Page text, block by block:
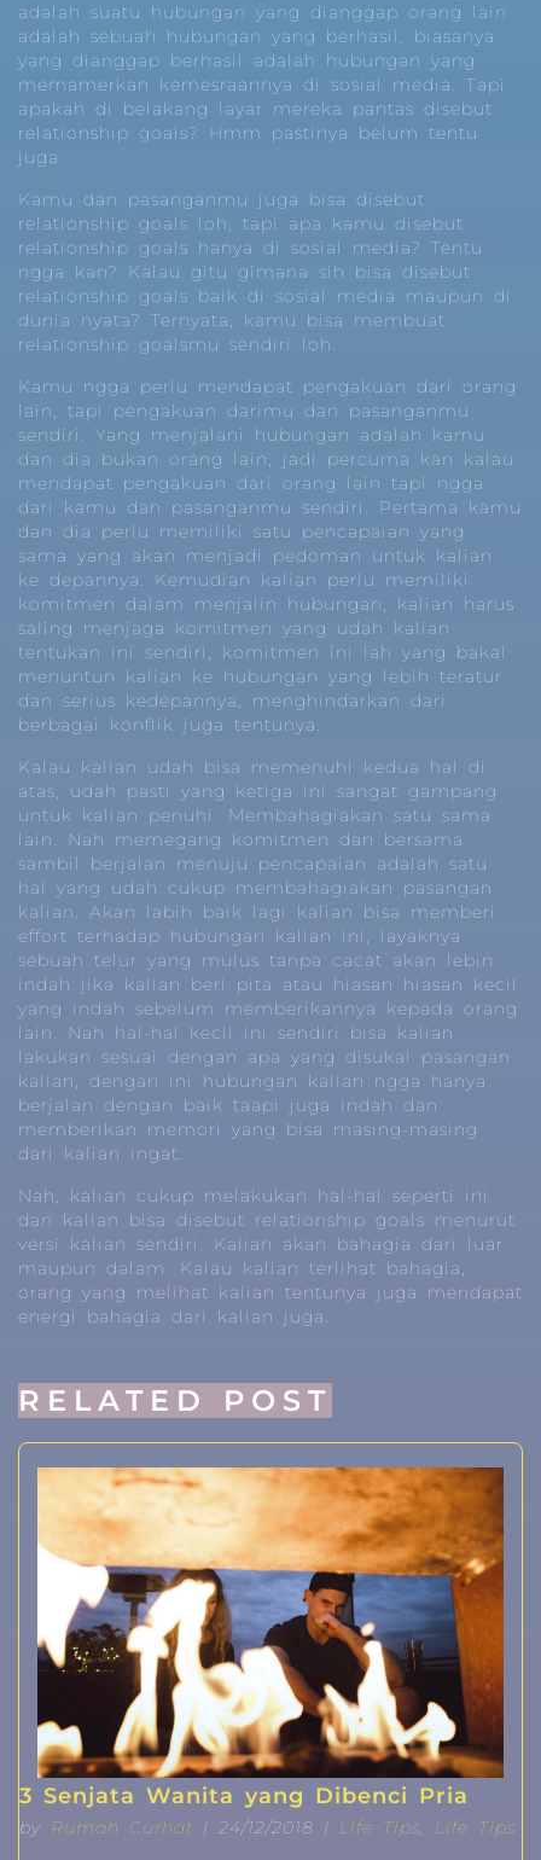
adalah suatu hubungan yang dianggap orang lain
adalah sebuah hubungan yang berhasil, biasanya
yang dianggap berhasil adalah hubungan yang
memamerkan kemesraannya di sosial media. Tapi
apakah di belakang layar mereka pantas disebut
relationship goals? Hmm pastinya belum tentu
juga.
Kamu dan pasanganmu juga bisa disebut
relationship goals loh, tapi apa kamu disebut
relationship goals hanya di sosial media? Tentu
ngga kan? Kalau gitu gimana sih bisa disebut
relationship goals baik di sosial media maupun di
dunia nyata? Ternyata, kamu bisa membuat
relationship goalsmu sendiri loh.
Kamu ngga perlu mendapat pengakuan dari orang
lain, tapi pengakuan darimu dan pasanganmu
sendiri. Yang menjalani hubungan adalah kamu
dan dia bukan orang lain, jadi percuma kan kalau
mendapat pengakuan dari orang lain tapi ngga
dari kamu dan pasanganmu sendiri. Pertama kamu
dan dia perlu memiliki satu pencapaian yang
sama yang akan menjadi pedoman untuk kalian
ke depannya. Kemudian kalian perlu memiliki
komitmen dalam menjalin hubungan, kalian harus
saling menjaga komitmen yang udah kalian
tentukan ini sendiri, komitmen ini lah yang bakal
menuntun kalian ke hubungan yang lebih teratur
dan serius kedepannya, menghindarkan dari
berbagai konflik juga tentunya.
Kalau kalian udah bisa memenuhi kedua hal di
atas, udah pasti yang ketiga ini sangat gampang
untuk kalian penuhi. Membahagiakan satu sama
lain. Nah memegang komitmen dan bersama
sambil berjalan menuju pencapaian adalah satu
hal yang udah cukup membahagiakan pasangan
kalian. Akan labih baik lagi kalian bisa memberi
effort terhadap hubungan kalian ini, layaknya
sebuah telur yang mulus tanpa cacat akan lebin
indah jika kalian beri pita atau hiasan hiasan kecil
yang indah sebelum memberikannya kepada orang
lain. Nah hal-hal kecil ini sendiri bisa kalian
lakukan sesuai dengan apa yang disukai pasangan
kalian, dengan ini hubungan kalian ngga hanya
berjalan dengan baik taapi juga indah dan
memberikan memori yang bisa masing-masing
dari kalian ingat.
Nah, kalian cukup melakukan hal-hal seperti ini
dan kalian bisa disebut relationship goals menurut
versi kalian sendiri. Kalian akan bahagia dari luar
maupun dalam. Kalau kalian terlihat bahagia,
orang yang melihat kalian tentunya juga mendapat
energi bahagia dari kalian juga.
RELATED POST
3 Senjata Wanita yang Dibenci Pria
by Rumah Curhat | 24/12/2018 | Life Tips, Life Tips